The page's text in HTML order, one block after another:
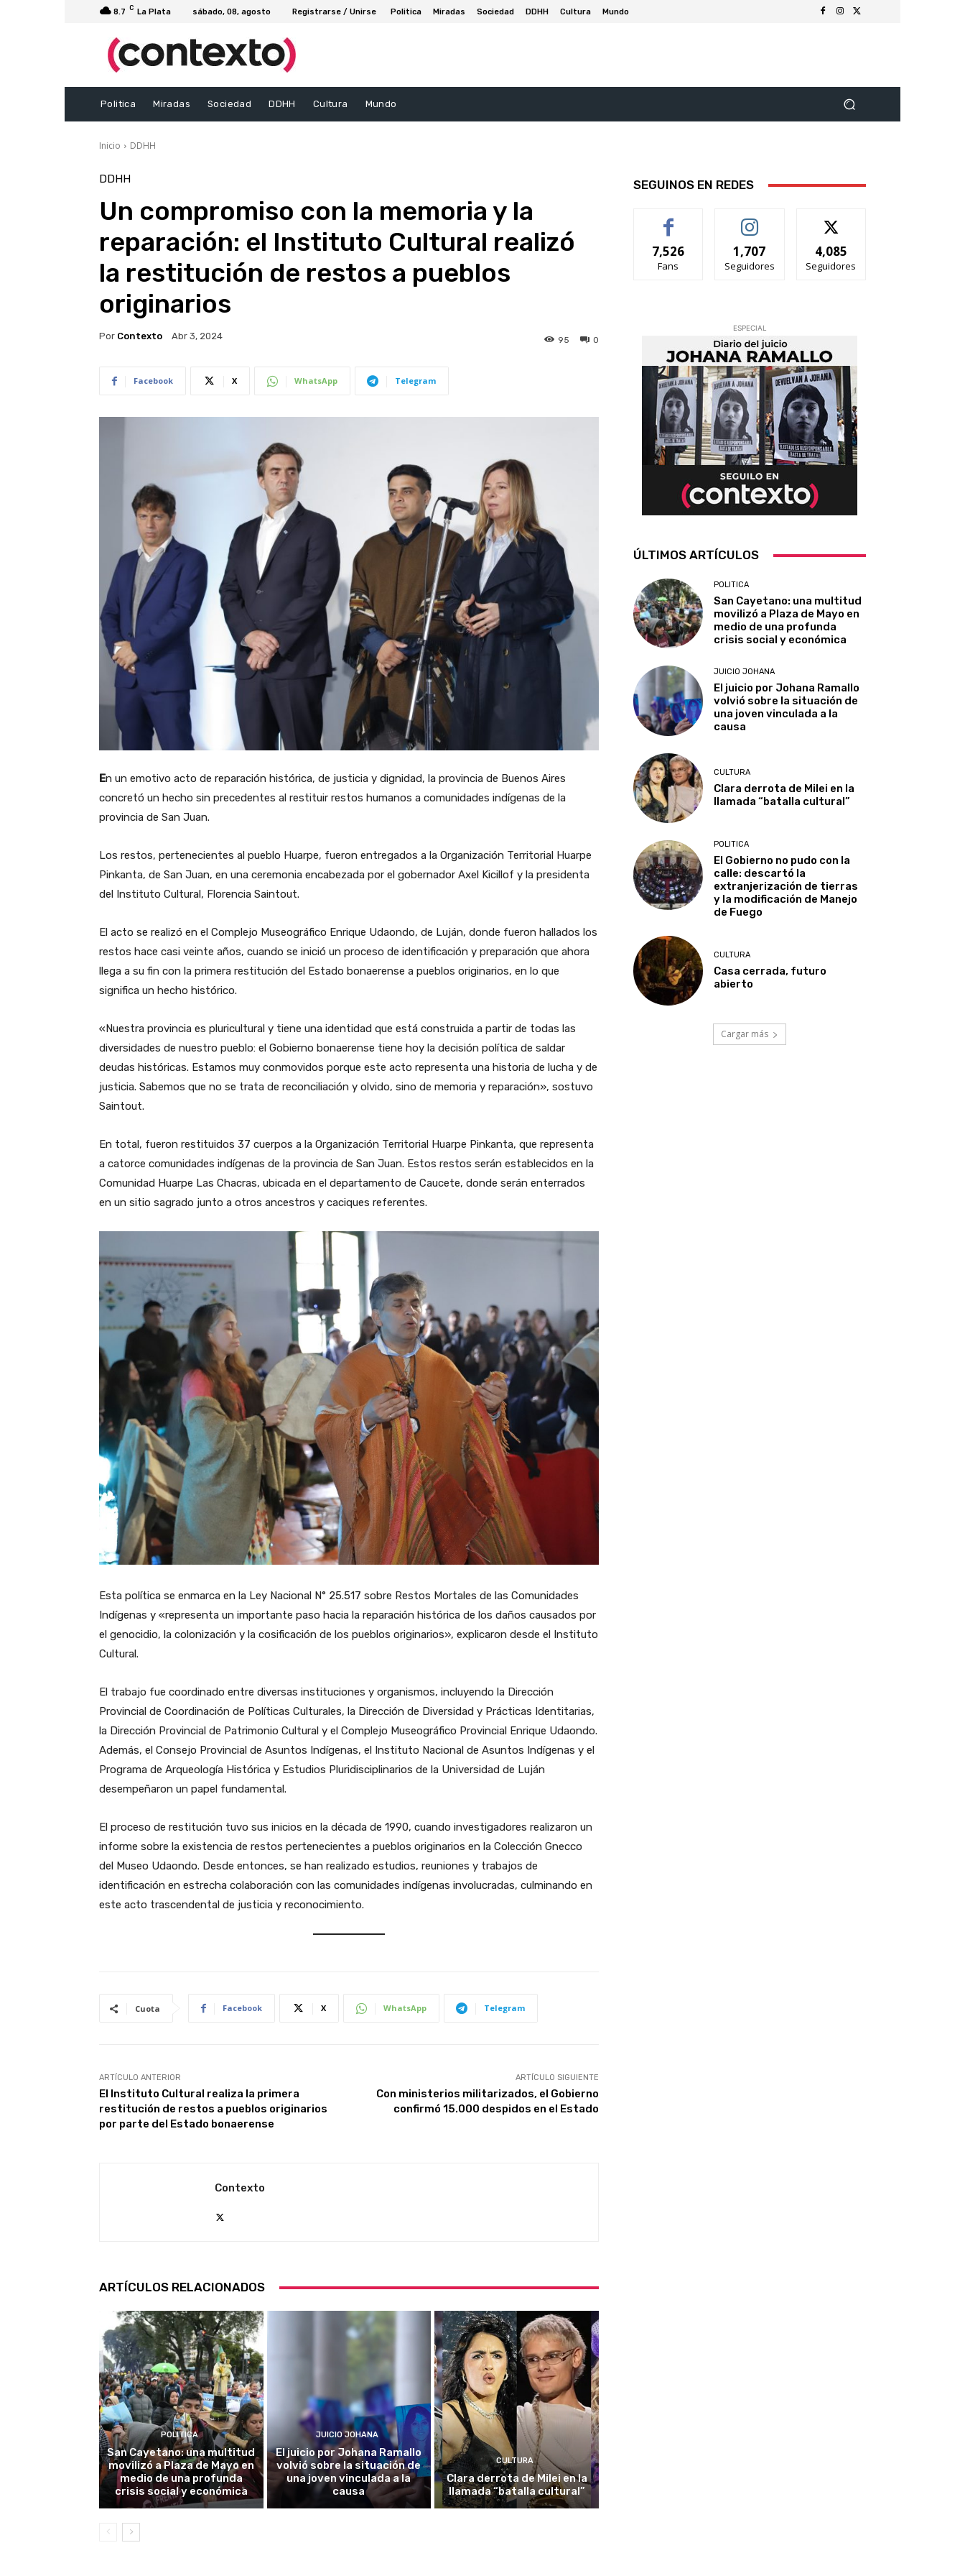
8.7 C La Plata sábado, 08, agosto Registrarse / Unirse Politica Miradas Sociedad DDHH Cultura Mundo
Politica Miradas Sociedad DDHH Cultura Mundo
Inicio DDHH
DDHH
Un compromiso con la memoria y la
reparación: el Instituto Cultural realizó
la restitución de restos a pueblos
originarios
Por Contexto Abr 3, 2024 0
95
Facebook X WhatsApp Telegram
En un emotivo acto de reparación histórica, de justicia y dignidad, la provincia de Buenos Aires
concretó un hecho sin precedentes al restituir restos humanos a comunidades indígenas de la
provincia de San Juan.
Los restos, pertenecientes al pueblo Huarpe, fueron entregados a la Organización Territorial Huarpe
Pinkanta, de San Juan, en una ceremonia encabezada por el gobernador Axel Kicillof y la presidenta
del Instituto Cultural, Florencia Saintout.
El acto se realizó en el Complejo Museográfico Enrique Udaondo, de Luján, donde fueron hallados los
restos hace casi veinte años, cuando se inició un proceso de identificación y preparación que ahora
llega a su fin con la primera restitución del Estado bonaerense a pueblos originarios, en lo que
significa un hecho histórico.
«Nuestra provincia es pluricultural y tiene una identidad que está construida a partir de todas las
diversidades de nuestro pueblo: el Gobierno bonaerense tiene hoy la decisión política de saldar
deudas históricas. Estamos muy conmovidos porque este acto representa una historia de lucha y de
justicia. Sabemos que no se trata de reconciliación y olvido, sino de memoria y reparación», sostuvo
Saintout.
En total, fueron restituidos 37 cuerpos a la Organización Territorial Huarpe Pinkanta, que representa
a catorce comunidades indígenas de la provincia de San Juan. Estos restos serán establecidos en la
Comunidad Huarpe Las Chacras, ubicada en el departamento de Caucete, donde serán enterrados
en un sitio sagrado junto a otros ancestros y caciques referentes.
Esta política se enmarca en la Ley Nacional N° 25.517 sobre Restos Mortales de las Comunidades
Indígenas y «representa un importante paso hacia la reparación histórica de los daños causados por
el genocidio, la colonización y la cosificación de los pueblos originarios», explicaron desde el Instituto
Cultural.
El trabajo fue coordinado entre diversas instituciones y organismos, incluyendo la Dirección
Provincial de Coordinación de Políticas Culturales, la Dirección de Diversidad y Prácticas Identitarias,
la Dirección Provincial de Patrimonio Cultural y el Complejo Museográfico Provincial Enrique Udaondo.
Además, el Consejo Provincial de Asuntos Indígenas, el Instituto Nacional de Asuntos Indígenas y el
Programa de Arqueología Histórica y Estudios Pluridisciplinarios de la Universidad de Luján
desempeñaron un papel fundamental.
El proceso de restitución tuvo sus inicios en la década de 1990, cuando investigadores realizaron un
informe sobre la existencia de restos pertenecientes a pueblos originarios en la Colección Gnecco
del Museo Udaondo. Desde entonces, se han realizado estudios, reuniones y trabajos de
identificación en estrecha colaboración con las comunidades indígenas involucradas, culminando en
este acto trascendental de justicia y reconocimiento.
Cuota Facebook X WhatsApp Telegram
ARTÍCULO ANTERIOR
El Instituto Cultural realiza la primera
restitución de restos a pueblos originarios
por parte del Estado bonaerense
ARTÍCULO SIGUIENTE
Con ministerios militarizados, el Gobierno
confirmó 15.000 despidos en el Estado
Contexto
ARTÍCULOS RELACIONADOS
POLITICA
San Cayetano: una multitud
movilizó a Plaza de Mayo en
medio de una profunda
crisis social y económica
JUICIO JOHANA
El juicio por Johana Ramallo
volvió sobre la situación de
una joven vinculada a la
causa
CULTURA
Clara derrota de Milei en la
llamada “batalla cultural”
SEGUINOS EN REDES
7,526
Fans
1,707
Seguidores
4,085
Seguidores
ESPECIAL
ÚLTIMOS ARTÍCULOS
POLITICA
San Cayetano: una multitud
movilizó a Plaza de Mayo en
medio de una profunda
crisis social y económica
JUICIO JOHANA
El juicio por Johana Ramallo
volvió sobre la situación de
una joven vinculada a la
causa
CULTURA
Clara derrota de Milei en la
llamada “batalla cultural”
POLITICA
El Gobierno no pudo con la
calle: descartó la
extranjerización de tierras
y la modificación de Manejo
de Fuego
CULTURA
Casa cerrada, futuro
abierto
Cargar más